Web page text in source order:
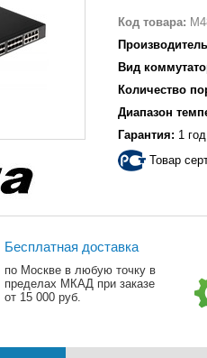
Код товара:
Вид
Количество
Диапазон
Гарантия: 1 год
Товар
Бесплатная доставка
по Москве в любую точку в
пределах МКАД при заказе
от 15 000 руб.